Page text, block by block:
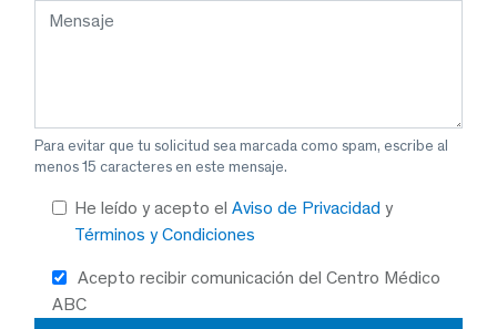
Para evitar que tu solicitud sea marcada como spam, escribe al
menos 15 caracteres en este mensaje.
He leído y acepto el Aviso de Privacidad y
Términos y Condiciones
Acepto recibir comunicación del Centro Médico
ABC